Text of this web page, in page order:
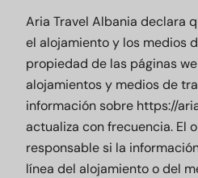
Aria Travel Albania declara
el alojamiento y los medios
propiedad de las páginas
alojamientos y medios de
información sobre https://
actualiza con frecuencia. El
responsable si la
línea del alojamiento o del